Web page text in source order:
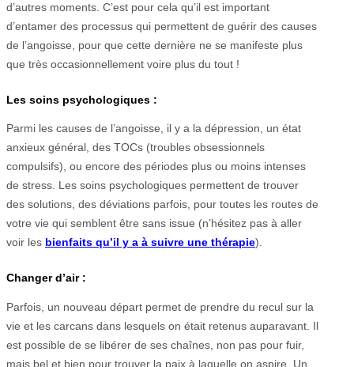
d’autres moments. C’est pour cela qu’il est important
d’entamer des processus qui permettent de guérir des causes
de l’angoisse, pour que cette dernière ne se manifeste plus
que très occasionnellement voire plus du tout !
Les soins psychologiques :
Parmi les causes de l’angoisse, il y a la dépression, un état
anxieux général, des TOCs (troubles obsessionnels
compulsifs), ou encore des périodes plus ou moins intenses
de stress. Les soins psychologiques permettent de trouver
des solutions, des déviations parfois, pour toutes les routes de
votre vie qui semblent être sans issue (n’hésitez pas à aller
voir les bienfaits qu’il y a à suivre une thérapie).
Changer d’air :
Parfois, un nouveau départ permet de prendre du recul sur la
vie et les carcans dans lesquels on était retenus auparavant. Il
est possible de se libérer de ses chaînes, non pas pour fuir,
mais bel et bien pour trouver la paix à laquelle on aspire. Un